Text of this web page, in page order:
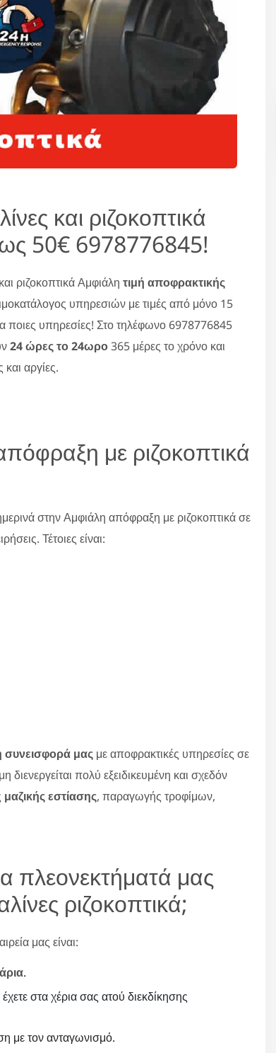
και ριζοκοπτικά
50€ 6978776845!
ριζοκοπτικά Αμφιάλη τιμή αποφρακτικής
υπηρεσιών με τιμές από μόνο 15
ποιες υπηρεσίες! Στο τηλέφωνο 6978776845
24 ώρες το 24ωρο365 μέρες το χρόνο και
και αργίες.
με ριζοκοπτικά
στην Αμφιάλη απόφραξη με ριζοκοπτικά σε
Τέτοιες είναι:
συνεισφορά μας με αποφρακτικές υπηρεσίες σε
διενεργείται πολύ εξειδικευμένη και σχεδόν
μαζικής εστίασης, παραγωγής τροφίμων,
πλεονεκτήματά μας
ριζοκοπτικά;
μας είναι:
.
στα χέρια σας ατού διεκδίκησης
με τον ανταγωνισμό.